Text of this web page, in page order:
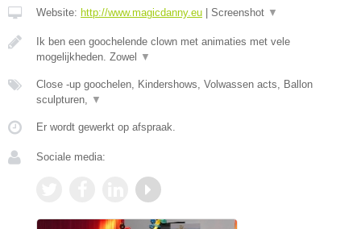
Website: http://www.magicdanny.eu | Screenshot ▼
Ik ben een goochelende clown met animaties met vele
mogelijkheden. Zowel ▼
Close -up goochelen, Kindershows, Volwassen acts, Ballon
sculpturen,
▼
Er wordt gewerkt op afspraak.
Sociale media: